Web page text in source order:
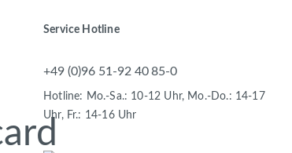
Service Hotline
+49 (0)96 51-92 40 85-0
Hotline: Mo.-Sa.: 10-12 Uhr, Mo.-Do.: 14-17
Uhr, Fr.: 14-16 Uhr